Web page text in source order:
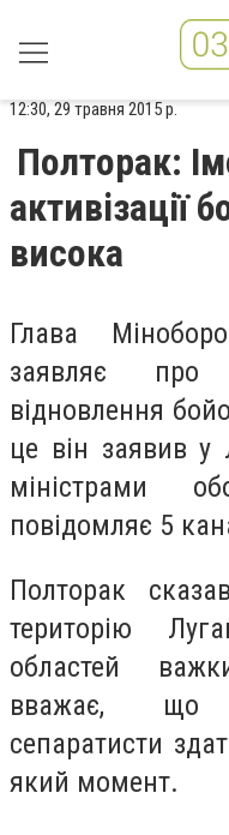
12:30, 29 травня 2015 р.
Полторак:
активізації
висока
Глава
заявляє про
відновлення
це він заявив у
міністрами
повідомляє 5
Полторак
територію
областей
вважає, що
сепаратисти
який момент.